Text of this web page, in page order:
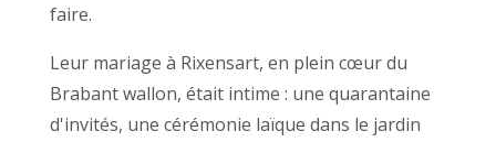
faire.
Leur mariage à Rixensart, en plein cœur du
Brabant wallon, était intime : une quarantaine
d'invités, une cérémonie laïque dans le jardin